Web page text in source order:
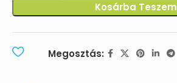
Kosárba Teszem
Megosztás: